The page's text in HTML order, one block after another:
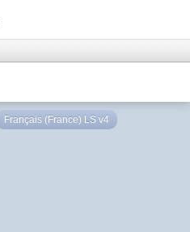
Français (France) LS v4